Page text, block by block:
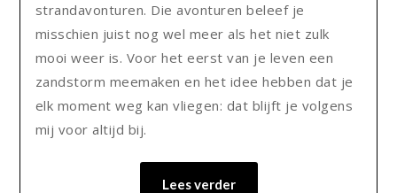
strandavonturen. Die avonturen beleef je
misschien juist nog wel meer als het niet zulk
mooi weer is. Voor het eerst van je leven een
zandstorm meemaken en het idee hebben dat je
elk moment weg kan vliegen: dat blijft je volgens
mij voor altijd bij.
Lees verder